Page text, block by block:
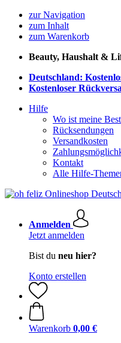
zur Navigation
zum Inhalt
zum Warenkorb
Beauty, Haushalt &
Deutschland:
Kostenloser
Hilfe
Wo ist meine
Rücksendungen
Versandkosten
Kontakt
Alle Hilfe-
Anmelden
Jetzt anmelden
Bist du neu hier?
Konto erstellen
Warenkorb 0,00 €